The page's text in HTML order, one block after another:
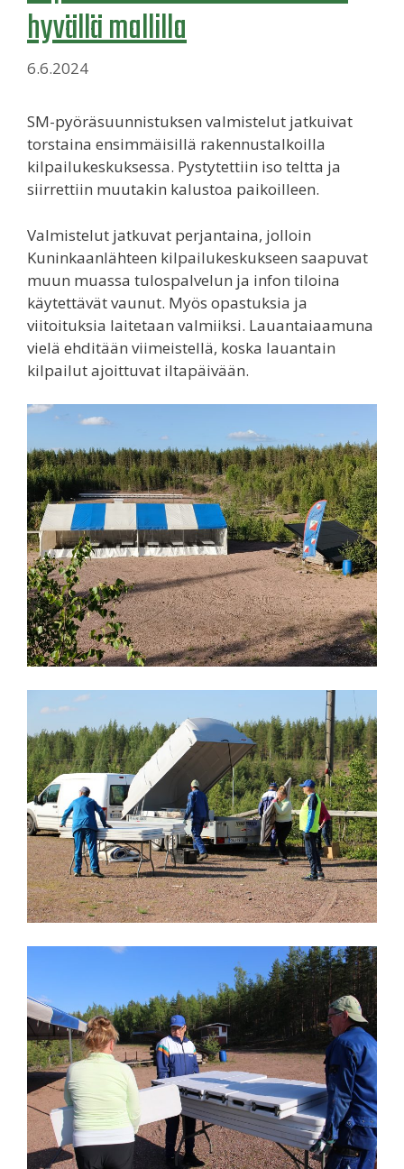
hyvällä mallilla
6.6.2024
SM-pyöräsuunnistuksen valmistelut jatkuivat
torstaina ensimmäisillä rakennustalkoilla
kilpailukeskuksessa. Pystytettiin iso teltta ja
siirrettiin muutakin kalustoa paikoilleen.
Valmistelut jatkuvat perjantaina, jolloin
Kuninkaanlähteen kilpailukeskukseen saapuvat
muun muassa tulospalvelun ja infon tiloina
käytettävät vaunut. Myös opastuksia ja
viitoituksia laitetaan valmiiksi. Lauantaiaamuna
vielä ehditään viimeistellä, koska lauantain
kilpailut ajoittuvat iltapäivään.